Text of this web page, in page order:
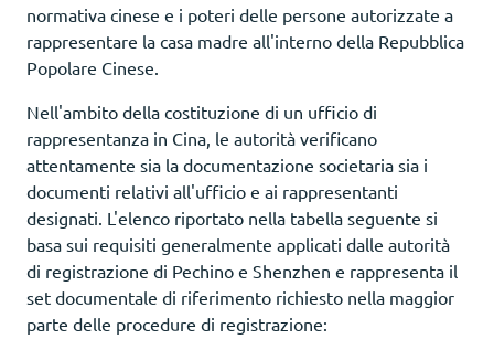
normativa cinese e i poteri delle persone autorizzate a
rappresentare la casa madre all'interno della Repubblica
Popolare Cinese.
Nell'ambito della costituzione di un ufficio di
rappresentanza in Cina, le autorità verificano
attentamente sia la documentazione societaria sia i
documenti relativi all'ufficio e ai rappresentanti
designati. L'elenco riportato nella tabella seguente si
basa sui requisiti generalmente applicati dalle autorità
di registrazione di Pechino e Shenzhen e rappresenta il
set documentale di riferimento richiesto nella maggior
parte delle procedure di registrazione: